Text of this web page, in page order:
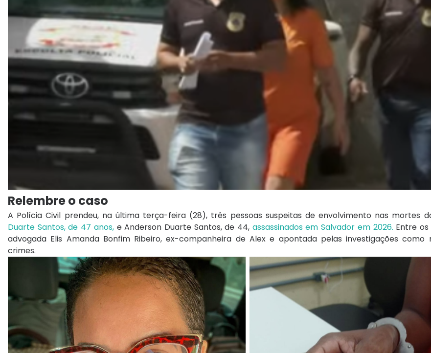
Relembre o caso
A Polícia Civil prendeu, na última terça-feira (28), três pessoas suspeitas de envolvimento nas mortes
Duarte Santos, de 47 anos,e Anderson Duarte Santos, de 44, assassinados em Salvador em 2026. Entre
advogada Elis Amanda Bonfim Ribeiro, ex-companheira de Alex e apontada pelas investigações como
crimes.